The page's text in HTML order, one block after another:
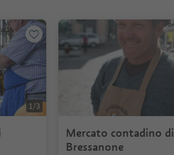
1/3
Mercato contadino di
Bressanone